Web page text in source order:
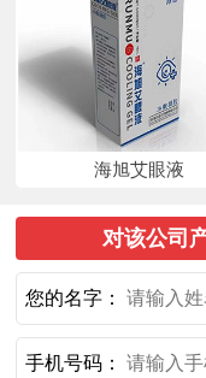
海旭艾眼液
对该公司
您的名字：
手机号码：